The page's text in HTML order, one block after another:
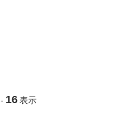
- 16 表示